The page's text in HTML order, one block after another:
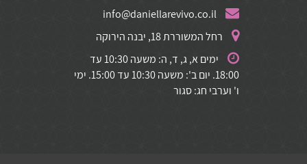
info@daniellarevivo.co.il
רחל המשוררת 18, יבנה הירוקה
ימים א, ג, ד, ה: משעה 10:30 עד
18:00. יום ב': משעה 10:30 עד 15:00. ימי
ו' וערבי חג: סגור